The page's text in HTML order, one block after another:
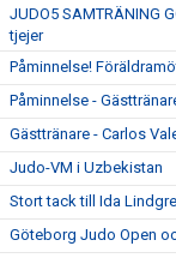
JUDO5 SAMTRÄNING
tjejer
Påminnelse!
Påminnelse -
Gästtränare - Carlos
Judo-VM i Uzbekistan
Stort tack till Ida
Göteborg Judo Open